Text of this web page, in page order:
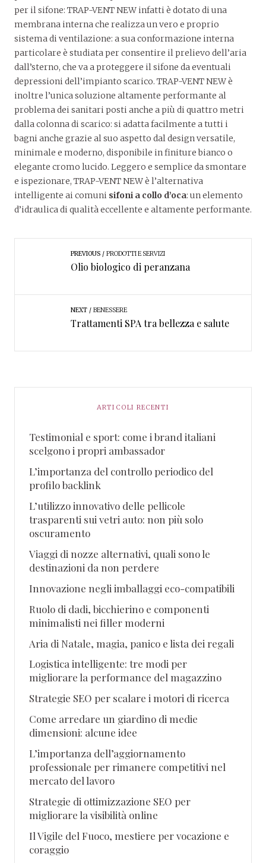
per il sifone: TRAP-VENT NEW infatti è dotato di una
membrana interna che realizza un vero e proprio
sistema di ventilazione: a sua conformazione interna
particolare è studiata per consentire il prelievo dell’aria
dall’sterno, che va a proteggere il sifone da eventuali
depressioni dell’impianto scarico. TRAP-VENT NEW è
inoltre l’unica soluzione altamente performante al
problema dei sanitari posti anche a più di quattro metri
dalla colonna di scarico: si adatta facilmente a tutti i
bagni anche grazie al suo aspetto dal design versatile,
minimale e moderno, disponibile in finiture bianco o
elegante cromo lucido. Leggero e semplice da smontare
e ispezionare, TRAP-VENT NEW è l’alternativa
intelligente ai comuni sifoni a collo d’oca: un elemento
d’idraulica di qualità eccellente e altamente performante.
PREVIOUS PRODOTTI E SERVIZI
Olio biologico di peranzana
NEXT BENESSERE
Trattamenti SPA tra bellezza e salute
ARTICOLI RECENTI
Testimonial e sport: come i brand italiani
scelgono i propri ambassador
L’importanza del controllo periodico del
profilo backlink
L’utilizzo innovativo delle pellicole
trasparenti sui vetri auto: non più solo
oscuramento
Viaggi di nozze alternativi, quali sono le
destinazioni da non perdere
Innovazione negli imballaggi eco-compatibili
Ruolo di dadi, bicchierino e componenti
minimalisti nei filler moderni
Aria di Natale, magia, panico e lista dei regali
Logistica intelligente: tre modi per
migliorare la performance del magazzino
Strategie SEO per scalare i motori di ricerca
Come arredare un giardino di medie
dimensioni: alcune idee
L’importanza dell’aggiornamento
professionale per rimanere competitivi nel
mercato del lavoro
Strategie di ottimizzazione SEO per
migliorare la visibilità online
Il Vigile del Fuoco, mestiere per vocazione e
coraggio